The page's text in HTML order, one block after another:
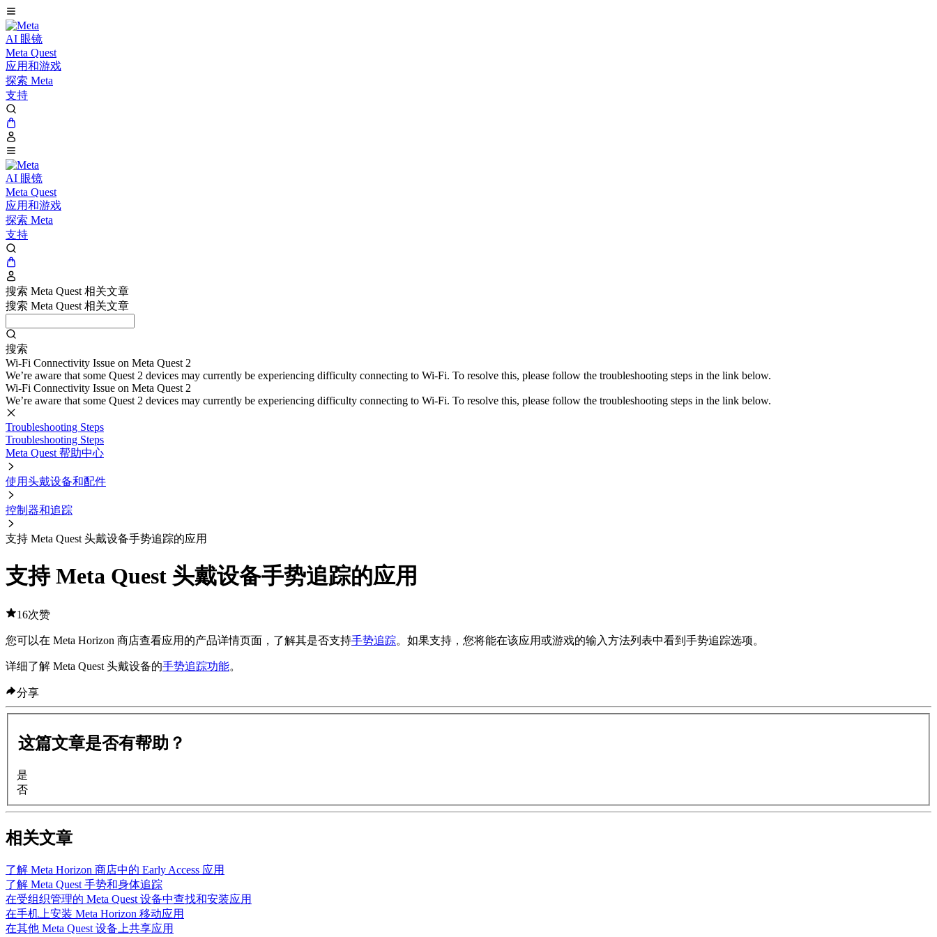
AI 眼镜
Meta Quest
应用和游戏
探索 Meta
支持
AI 眼镜
Meta Quest
应用和游戏
探索 Meta
支持
搜索 Meta Quest 相关文章
搜索 Meta Quest 相关文章
搜索
Wi-Fi Connectivity Issue on Meta Quest 2
We’re aware that some Quest 2 devices may currently be experiencing difficulty connecting to Wi-Fi. To resolve this, please follow the troubleshooting steps in the link below.
Wi-Fi Connectivity Issue on Meta Quest 2
We’re aware that some Quest 2 devices may currently be experiencing difficulty connecting to Wi-Fi. To resolve this, please follow the troubleshooting steps in the link below.
Troubleshooting Steps
Troubleshooting Steps
Meta Quest 帮助中心
使用头戴设备和配件
控制器和追踪
支持 Meta Quest 头戴设备手势追踪的应用
支持 Meta Quest 头戴设备手势追踪的应用
16次赞
您可以在 Meta Horizon 商店查看应用的产品详情页面，了解其是否支持手势追踪。如果支持，您将能在该应用或游戏的输入方法列表中看到手势追踪选项。
详细了解 Meta Quest 头戴设备的手势追踪功能。
分享
这篇文章是否有帮助？
是
否
相关文章
了解 Meta Horizon 商店中的 Early Access 应用
了解 Meta Quest 手势和身体追踪
在受组织管理的 Meta Quest 设备中查找和安装应用
在手机上安装 Meta Horizon 移动应用
在其他 Meta Quest 设备上共享应用